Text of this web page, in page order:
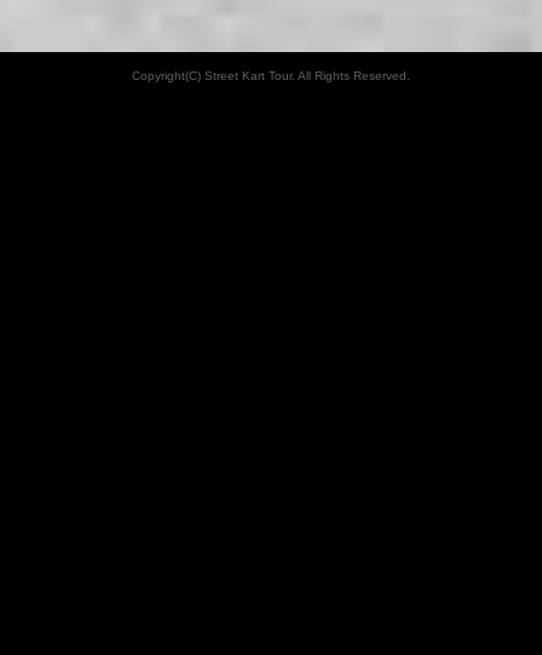
Copyright(C) Street Kart Tour. All Rights Reserved.